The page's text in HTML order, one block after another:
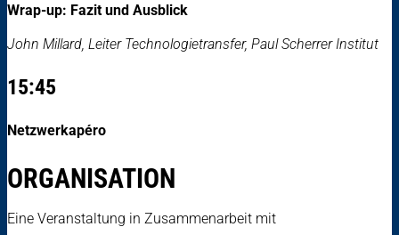
Wrap-up: Fazit und Ausblick
John Millard, Leiter Technologietransfer, Paul Scherrer Institut
15:45
Netzwerkapéro
ORGANISATION
Eine Veranstaltung in Zusammenarbeit mit